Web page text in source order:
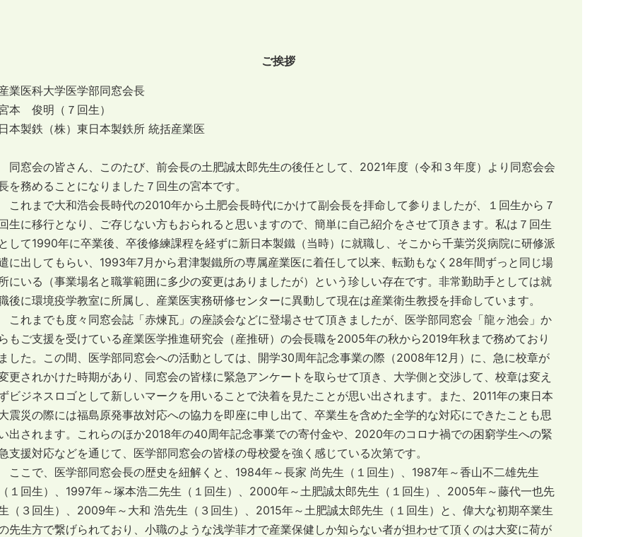
ご挨拶
業医科大学医学部同窓会長
本 俊明（７回生）
本製鉄（株）東日本製鉄所 統括産業医
窓会の皆さん、このたび、前会長の土肥誠太郎先生の後任として、2021年度（令和３年度）より同窓会会
を務めることになりました７回生の宮本です。
れまで大和浩会長時代の2010年から土肥会長時代にかけて副会長を拝命して参りましたが、１回生から７
生に移行となり、ご存じない方もおられると思いますので、簡単に自己紹介をさせて頂きます。私は７回生
して1990年に卒業後、卒後修練課程を経ずに新日本製鐵（当時）に就職し、そこから千葉労災病院に研修派
に出してもらい、1993年7月から君津製鐵所の専属産業医に着任して以来、転勤もなく28年間ずっと同じ場
にいる（事業場名と職掌範囲に多少の変更はありましたが）という珍しい存在です。非常勤助手としては就
後に環境疫学教室に所属し、産業医実務研修センターに異動して現在は産業衛生教授を拝命しています。
れまでも度々同窓会誌「赤煉瓦」の座談会などに登場させて頂きましたが、医学部同窓会「龍ヶ池会」か
もご支援を受けている産業医学推進研究会（産推研）の会長職を2005年の秋から2019年秋まで務めており
した。この間、医学部同窓会への活動としては、開学30周年記念事業の際（2008年12月）に、急に校章が
更されかけた時期があり、同窓会の皆様に緊急アンケートを取らせて頂き、大学側と交渉して、校章は変え
ビジネスロゴとして新しいマークを用いることで決着を見たことが思い出されます。また、2011年の東日本
震災の際には福島原発事故対応への協力を即座に申し出て、卒業生を含めた全学的な対応にできたことも思
出されます。これらのほか2018年の40周年記念事業での寄付金や、2020年のコロナ禍での困窮学生への緊
支援対応などを通じて、医学部同窓会の皆様の母校愛を強く感じている次第です。
こで、医学部同窓会長の歴史を紐解くと、1984年～長家 尚先生（１回生）、1987年～香山不二雄先生
１回生）、1997年～塚本浩二先生（１回生）、2000年～土肥誠太郎先生（１回生）、2005年～藤代一也先
（３回生）、2009年～大和 浩先生（３回生）、2015年～土肥誠太郎先生（１回生）と、偉大な初期卒業生
先生方で繋げられており、小職のような浅学菲才で産業保健しか知らない者が担わせて頂くのは大変に荷が